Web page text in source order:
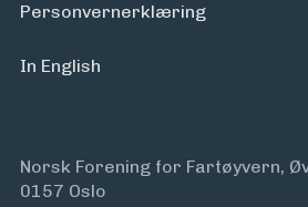
Personvern­erklæring
In English
Norsk Forening for Fartøyvern,
0157 Oslo